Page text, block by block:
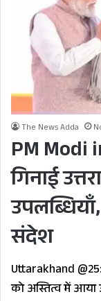
The News Adda
PM Modi
गिनाई
संदेश
Uttarakhand
को अस्तित्व में आया